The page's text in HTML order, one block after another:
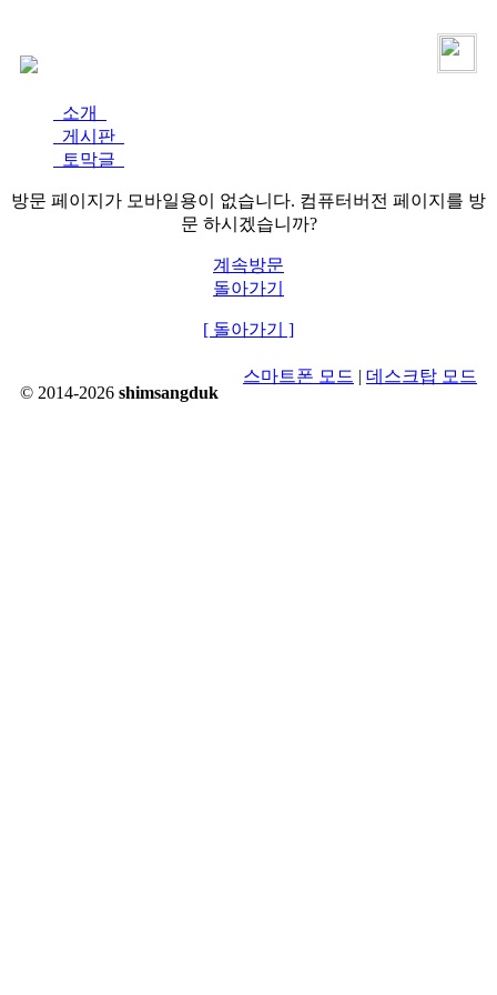
소개
게시판
토막글
방문 페이지가 모바일용이 없습니다. 컴퓨터버전 페이지를 방
문 하시겠습니까?
계속방문
돌아가기
[ 돌아가기 ]
© 2014-2026 shimsangduk
스마트폰 모드 | 데스크탑 모드